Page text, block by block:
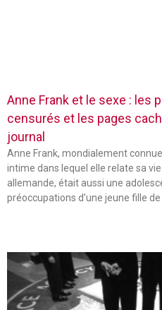
Anne Frank et le sexe : les
censurés et les pages
journal
Anne Frank, mondialement
intime dans lequel elle relate sa vie
allemande, était aussi une
préoccupations d’une jeune fille de